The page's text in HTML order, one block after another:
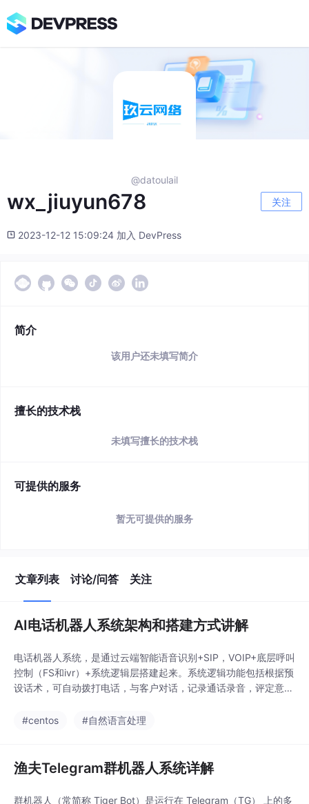
@datoulail
wx_jiuyun678 关注
2023-12-12 15:09:24 加入 DevPress
简介
该用户还未填写简介
擅长的技术栈
未填写擅长的技术栈
可提供的服务
暂无可提供的服务
文章列表 讨论/问答 关注
AI电话机器人系统架构和搭建方式讲解
电话机器人系统，是通过云端智能语音识别+SIP，VOIP+底层呼叫
控制（FS和ivr）+系统逻辑层搭建起来。系统逻辑功能包括根据预
设话术，可自动拨打电话，与客户对话，记录通话录音，评定意向
代替普通话务员完成机械性筛选。且比话务员的效率要高数倍甚至
#centos #自然语言处理
渔夫Telegram群机器人系统详解
群机器人（常简称 Tiger Bot）是运行在 Telegram（TG） 上的多